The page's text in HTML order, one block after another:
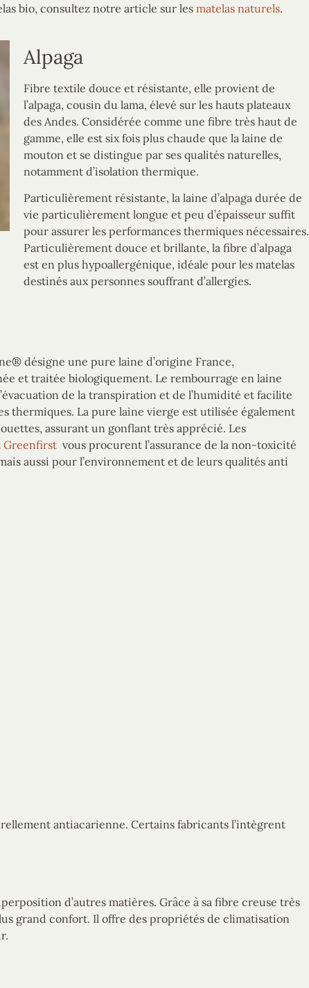
bio, consultez notre article sur les matelas naturels.
Alpaga
Fibre textile douce et résistante, elle provient de
l’alpaga, cousin du lama, élevé sur les hauts plateaux
des Andes. Considérée comme une fibre très haut de
gamme, elle est six fois plus chaude que la laine de
mouton et se distingue par ses qualités naturelles,
notamment d’isolation thermique.
Particulièrement résistante, la laine d’alpaga durée de
vie particulièrement longue et peu d’épaisseur suffit
pour assurer les performances thermiques nécessaires.
Particulièrement douce et brillante, la fibre d’alpaga
est en plus hypoallergénique, idéale pour les matelas
destinés aux personnes souffrant d’allergies.
désigne une pure laine d’origine France,
et traitée biologiquement. Le rembourrage en laine
de la transpiration et de l’humidité et facilite
thermiques. La pure laine vierge est utilisée également
assurant un gonflant très apprécié. Les
Greenfirst vous procurent l’assurance de la non-toxicité
aussi pour l’environnement et de leurs qualités anti
antiacarienne. Certains fabricants l’intègrent
d’autres matières. Grâce à sa fibre creuse très
grand confort. Il offre des propriétés de climatisation